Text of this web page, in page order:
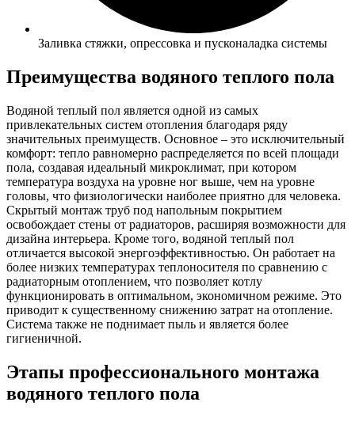
Заливка стяжки, опрессовка и пусконаладка системы
Преимущества водяного теплого пола
Водяной теплый пол является одной из самых
привлекательных систем отопления благодаря ряду
значительных преимуществ. Основное – это исключительный
комфорт: тепло равномерно распределяется по всей площади
пола, создавая идеальный микроклимат, при котором
температура воздуха на уровне ног выше, чем на уровне
головы, что физиологически наиболее приятно для человека.
Скрытый монтаж труб под напольным покрытием
освобождает стены от радиаторов, расширяя возможности для
дизайна интерьера. Кроме того, водяной теплый пол
отличается высокой энергоэффективностью. Он работает на
более низких температурах теплоносителя по сравнению с
радиаторным отоплением, что позволяет котлу
функционировать в оптимальном, экономичном режиме. Это
приводит к существенному снижению затрат на отопление.
Система также не поднимает пыль и является более
гигиеничной.
Этапы профессионального монтажа
водяного теплого пола